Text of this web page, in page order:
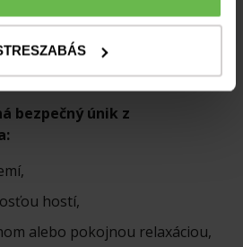
bezpečný únik z
hostí,
alebo pokojnou relaxáciou,